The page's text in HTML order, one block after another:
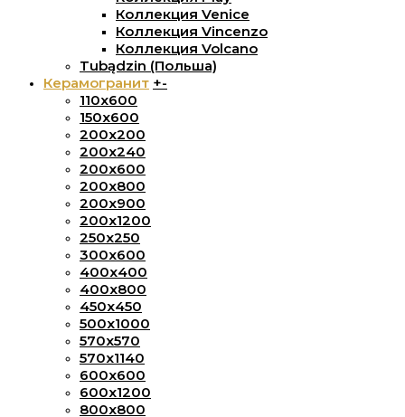
Коллекция Venice
Коллекция Vincenzo
Коллекция Volcano
Tubądzin (Польша)
Керамогранит +-
110x600
150х600
200x200
200х240
200х600
200х800
200х900
200х1200
250x250
300х600
400х400
400х800
450х450
500х1000
570х570
570х1140
600х600
600х1200
800х800